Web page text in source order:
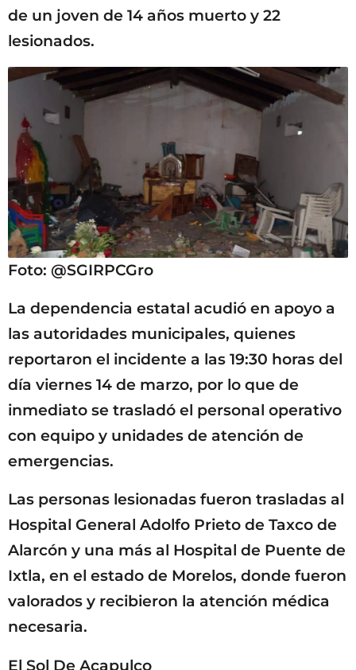
de un joven de 14 años muerto y 22
lesionados.
Foto: @SGIRPCGro
La dependencia estatal acudió en apoyo a
las autoridades municipales, quienes
reportaron el incidente a las 19:30 horas del
día viernes 14 de marzo, por lo que de
inmediato se trasladó el personal operativo
con equipo y unidades de atención de
emergencias.
Las personas lesionadas fueron trasladas al
Hospital General Adolfo Prieto de Taxco de
Alarcón y una más al Hospital de Puente de
Ixtla, en el estado de Morelos, donde fueron
valorados y recibieron la atención médica
necesaria.
El Sol De Acapulco